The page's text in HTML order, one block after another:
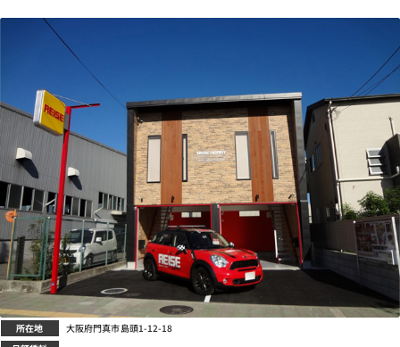
所在地 大阪府門真市島頭1-12-18